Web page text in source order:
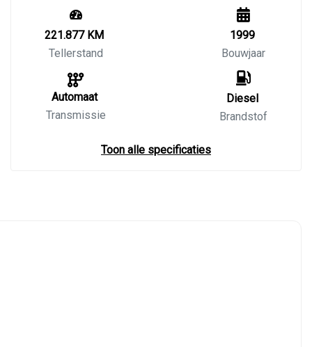
221.877 KM
Tellerstand
Automaat
Transmissie
1999
Bouwjaar
Diesel
Brandstof
Toon alle specificaties